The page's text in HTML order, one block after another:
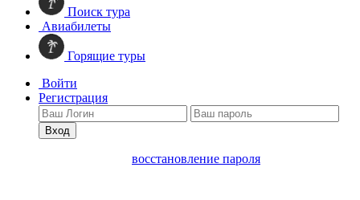
Поиск тура
Авиабилеты
Горящие туры
Войти
Регистрация
Вход
восстановление пароля